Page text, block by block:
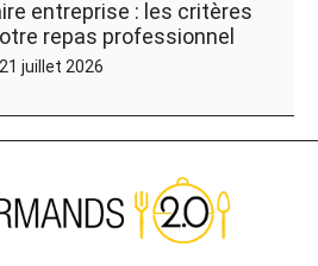
entreprise : les critères
repas professionnel
21 juillet 2026